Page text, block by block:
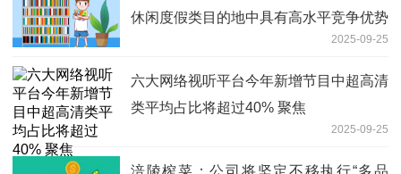
休闲度假类目的地中具有高水平竞争优势
2025-09-25
六大网络视听平台今年新增节目中超高清
类平均占比将超过40% 聚焦
2025-09-25
涪陵榨菜：公司将坚定不移执行“多品